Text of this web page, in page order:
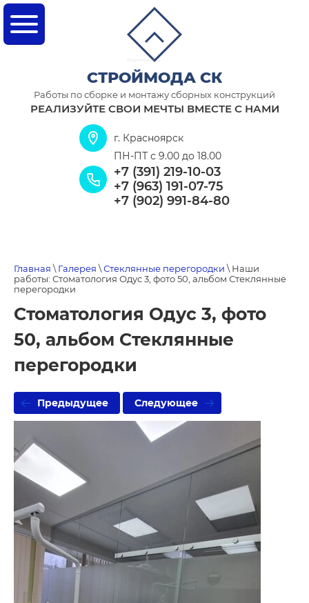
СТРОЙМОДА СК
Работы по сборке и монтажу сборных конструкций
РЕАЛИЗУЙТЕ СВОИ МЕЧТЫ ВМЕСТЕ С НАМИ
г. Красноярск
ПН-ПТ с 9.00 до 18.00
+7 (391) 219-10-03
+7 (963) 191-07-75
+7 (902) 991-84-80
Главная\ Галерея\Стеклянные перегородки\ Наши
работы: Стоматология Одус 3, фото 50, альбом Стеклянные
перегородки
Стоматология Одус 3, фото
50, альбом Стеклянные
перегородки
Предыдущее Следующее